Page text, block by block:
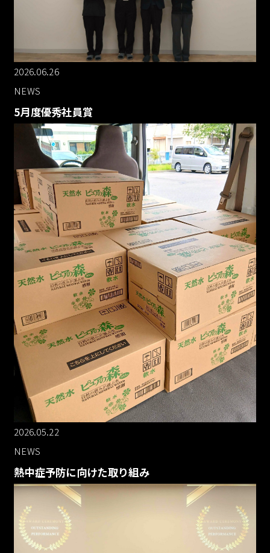
2026.06.26
NEWS
5月度優秀社員賞
2026.05.22
NEWS
熱中症予防に向けた取り組み